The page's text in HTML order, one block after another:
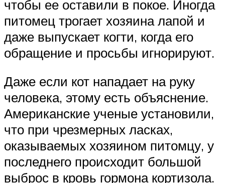
чтобы ее оставили в покое. Иногда
питомец трогает хозяина лапой и
даже выпускает когти, когда его
обращение и просьбы игнорируют.
Даже если кот нападает на руку
человека, этому есть объяснение.
Американские ученые установили,
что при чрезмерных ласках,
оказываемых хозяином питомцу, у
последнего происходит большой
выброс в кровь гормона кортизола.